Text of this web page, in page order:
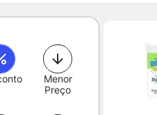
Menor
Preço